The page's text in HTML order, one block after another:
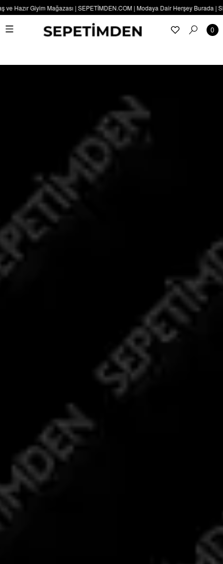
Hazır Giyim Mağazası | SEPETİMDEN.COM | Modaya Dair Herşey Burada |
0